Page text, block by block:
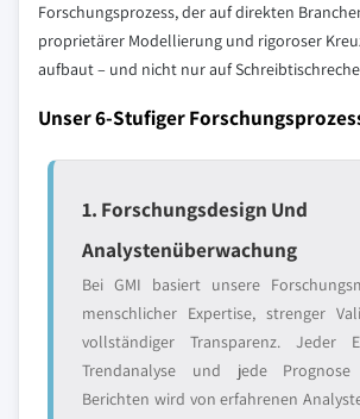
Forschungsprozess, der auf direkten
proprietärer Modellierung und rigoroser
aufbaut – und nicht nur auf
Unser 6-Stufiger
1. Forschungsdesign Und
Analystenüberwachung
Bei GMI basiert unsere
menschlicher Expertise, strenger
vollständiger Transparenz. Jeder
Trendanalyse und jede
Berichten wird von erfahrenen